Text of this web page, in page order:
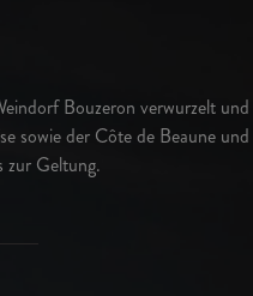
Bouzeron verwurzelt und
sowie der Côte de Beaune und
zur Geltung.